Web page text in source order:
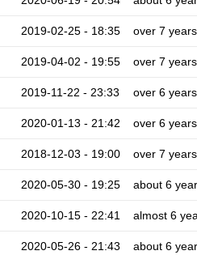
2019-02-25 - 18:35 over 7 years
2019-04-02 - 19:55 over 7 years
2019-11-22 - 23:33 over 6 years
2020-01-13 - 21:42 over 6 years
2018-12-03 - 19:00 over 7 years
2020-05-30 - 19:25 about 6
2020-10-15 - 22:41 almost 6
2020-05-26 - 21:43 about 6